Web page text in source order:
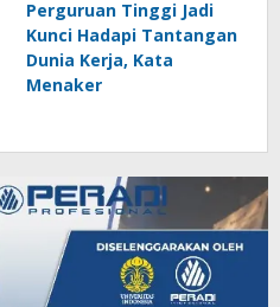
Perguruan Tinggi Jadi
Kunci Hadapi Tantangan
Dunia Kerja, Kata
Menaker